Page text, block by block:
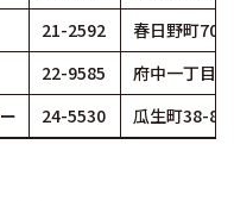
21-2592
春日野町70-6
22-9585
府中一丁目
24-5530 瓜生町38-8